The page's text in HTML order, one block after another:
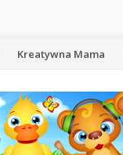
Kreatywna Mama